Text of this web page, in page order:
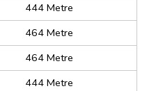
444 Metre
464 Metre
464 Metre
444 Metre